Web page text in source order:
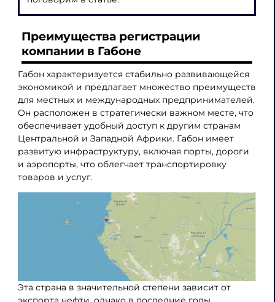
Преимущества регистрации
компании в Габоне
Габон характеризуется стабильно развивающейся
экономикой и предлагает множество преимуществ
для местных и международных предпринимателей.
Он расположен в стратегически важном месте, что
обеспечивает удобный доступ к другим странам
Центральной и Западной Африки. Габон имеет
развитую инфраструктуру, включая порты, дороги
и аэропорты, что облегчает транспортировку
товаров и услуг.
Эта страна в значительной степени зависит от